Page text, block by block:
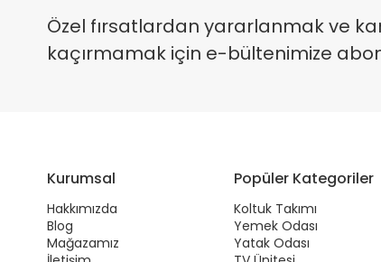
Özel fırsatlardan yararlanmak ve
kaçırmamak için e-bültenimize
Kurumsal
Hakkımızda
Blog
Mağazamız
Popüler Kategoriler
Koltuk Takımı
Yemek Odası
Yatak Odası